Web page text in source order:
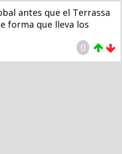
antes que el Terrassa
forma que lleva los
0